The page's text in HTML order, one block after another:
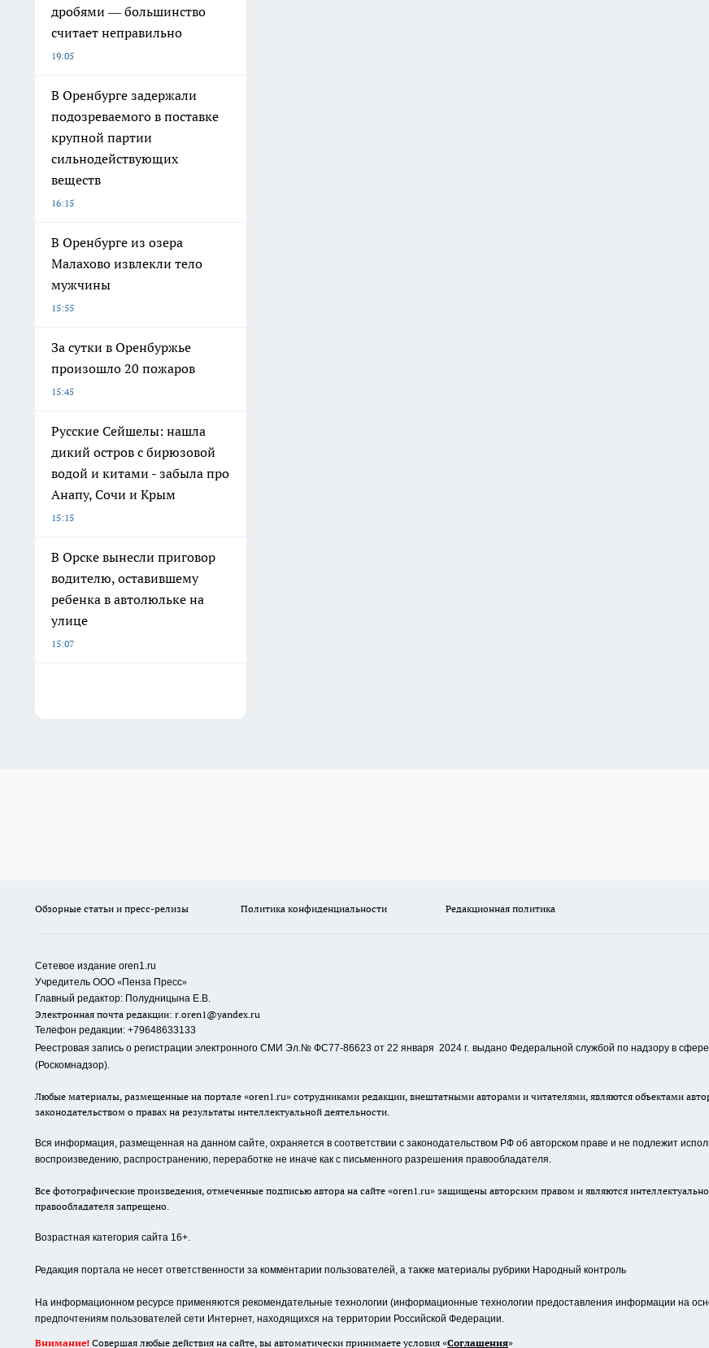
дробями — большинство
считает неправильно
19:05
В Оренбурге задержали
подозреваемого в поставке
крупной партии
сильнодействующих
веществ
16:15
В Оренбурге из озера
Малахово извлекли тело
мужчины
15:55
За сутки в Оренбуржье
произошло 20 пожаров
15:45
Русские Сейшелы: нашла
дикий остров с бирюзовой
водой и китами - забыла про
Анапу, Сочи и Крым
15:15
В Орске вынесли приговор
водителю, оставившему
ребенка в автолюльке на
улице
15:07
Обзорные статьи и пресс-релизы Политика конфиденциальности Редакционная политика
Сетевое издание oren1.ru
Учредитель ООО «Пенза Пресс»
Главный редактор: Полудницына Е.В.
Электронная почта редакции: r.oren1@yandex.ru
Телефон редакции: +79648633133
Реестровая запись о регистрации электронного СМИ Эл.№ ФС77-86623 от 22 января 2024 г. выдано Федеральной службой по надзору в
(Роскомнадзор).
Любые материалы, размещенные на портале «oren1.ru» сотрудниками редакции, внештатными авторами и читателями, являются объектами
законодательством о правах на результаты интеллектуальной деятельности.
Вся информация, размещенная на данном сайте, охраняется в соответствии с законодательством РФ об авторском праве и не подлежит
воспроизведению, распространению, переработке не иначе как с письменного разрешения правообладателя.
Все фотографические произведения, отмеченные подписью автора на сайте «oren1.ru» защищены авторским правом и являются
правообладателя запрещено.
Возрастная категория сайта 16+.
Редакция портала не несет ответственности за комментарии пользователей, а также материалы рубрики Народный контроль
На информационном ресурсе применяются рекомендательные технологии (информационные технологии предоставления информации на
предпочтениям пользователей сети Интернет, находящихся на территории Российской Федерации.
Внимание! Совершая любые действия на сайте, вы автоматически принимаете условия «Cоглашения»